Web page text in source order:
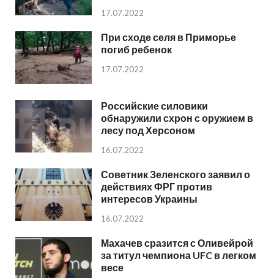
17.07.2022
При сходе селя в Приморье
погиб ребенок
17.07.2022
Российские силовики
обнаружили схрон с оружием в
лесу под Херсоном
16.07.2022
Советник Зеленского заявил о
действиях ФРГ против
интересов Украины
16.07.2022
Махачев сразится с Оливейрой
за титул чемпиона UFC в легком
весе